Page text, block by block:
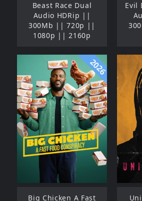
Beast Race Dual
Audio HDRip ||
300Mb || 720p ||
1080p || 2160p
Evil
2026
Big Chicken A Fast